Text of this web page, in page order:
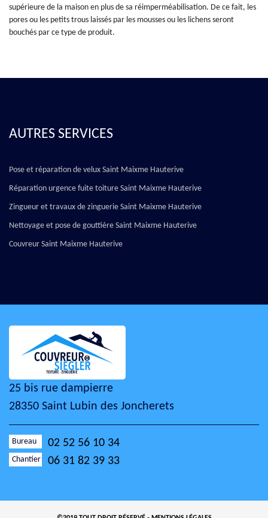
supérieure de la maison en plus de sa réimperméabilisation. De ce fait, les
pores ou les petits trous laissés par les mousses ou les lichens seront
bouchés par ce type de produit.
AUTRES SERVICES
Pose et réparation de velux Saint Maixme Hauterive
Réparation urgence fuite toiture Saint Maixme Hauterive
Zingueur et travaux de zinguerie Saint Maixme Hauterive
Nettoyage et pose de gouttière Saint Maixme Hauterive
Couvreur Saint Maixme Hauterive
25 bis rue dampierre
28350 Saint Lubin des Joncherets
Bureau 02 52 56 10 34
Chantier 06 31 82 39 33